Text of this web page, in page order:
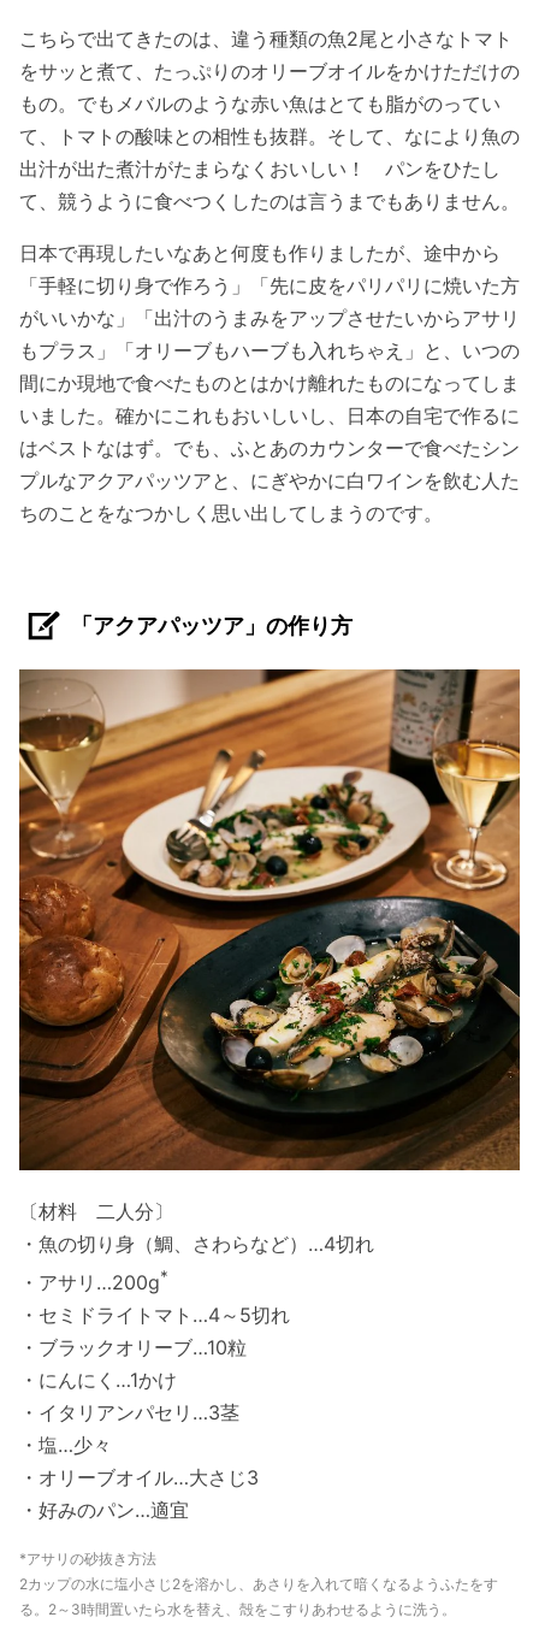
こちらで出てきたのは、違う種類の魚2尾と小さなトマト
をサッと煮て、たっぷりのオリーブオイルをかけただけの
もの。でもメバルのような赤い魚はとても脂がのってい
て、トマトの酸味との相性も抜群。そして、なにより魚の
出汁が出た煮汁がたまらなくおいしい！ パンをひたし
て、競うように食べつくしたのは言うまでもありません。
日本で再現したいなあと何度も作りましたが、途中から
「手軽に切り身で作ろう」「先に皮をパリパリに焼いた方
がいいかな」「出汁のうまみをアップさせたいからアサリ
もプラス」「オリーブもハーブも入れちゃえ」と、いつの
間にか現地で食べたものとはかけ離れたものになってしま
いました。確かにこれもおいしいし、日本の自宅で作るに
はベストなはず。でも、ふとあのカウンターで食べたシン
プルなアクアパッツアと、にぎやかに白ワインを飲む人た
ちのことをなつかしく思い出してしまうのです。
「アクアパッツア」の作り方
〔材料 二人分〕
・魚の切り身（鯛、さわらなど）…4切れ
・アサリ…200g*
・セミドライトマト…4～5切れ
・ブラックオリーブ…10粒
・にんにく…1かけ
・イタリアンパセリ…3茎
・塩…少々
・オリーブオイル…大さじ3
・好みのパン…適宜
*アサリの砂抜き方法
2カップの水に塩小さじ2を溶かし、あさりを入れて暗くなるようふたをす
る。2～3時間置いたら水を替え、殻をこすりあわせるように洗う。